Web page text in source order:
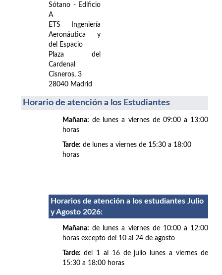
Sótano - Edificio
A
ETS Ingeniería
Aeronáutica y
del Espacio
Plaza del
Cardenal
Cisneros, 3
28040 Madrid
Horario de atención a los Estudiantes
Mañana: de lunes a viernes de 09:00 a 13:00
horas
Tarde: de lunes a viernes de 15:30 a 18:00
horas
Horarios de atención a los estudiantes Julio
y Agosto 2026:
Mañana: de lunes a viernes de 10:00 a 12:00
horas excepto del 10 al 24 de agosto
Tarde: del 1 al 16 de julio lunes a viernes de
15:30 a 18:00 horas